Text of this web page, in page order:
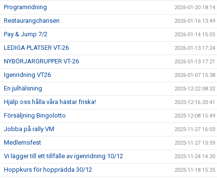
Programridning 2026-01-20 18:14
Restaurangchansen 2026-01-16 13:49
Pay & Jump 7/2 2026-01-14 15:05
LEDIGA PLATSER VT-26 2026-01-13 17:24
NYBÖRJARGRUPPER VT-26 2026-01-13 17:21
Igenridning VT26 2026-01-07 15:38
En julhälsning 2025-12-22 08:32
Hjälp oss hålla våra hästar friska! 2025-12-16 20:41
Försäljning Bingolotto 2025-12-08 15:49
Jobba på rally VM 2025-11-27 16:03
Medlemsfest 2025-11-27 15:59
Vi lägger till ett tillfälle av igenridning 10/12 2025-11-24 14:20
Hoppkurs för hopprädda 30/12 2025-11-18 15:25